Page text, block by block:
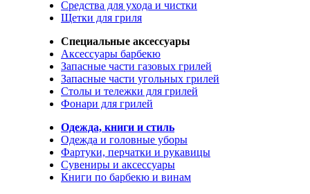
Средства для ухода и чистки
Щетки для гриля
Специальные аксессуары
Аксессуары барбекю
Запасные части газовых грилей
Запасные части угольных грилей
Столы и тележки для грилей
Фонари для грилей
Одежда, книги и стиль
Одежда и головные уборы
Фартуки, перчатки и рукавицы
Сувениры и аксессуары
Книги по барбекю и винам